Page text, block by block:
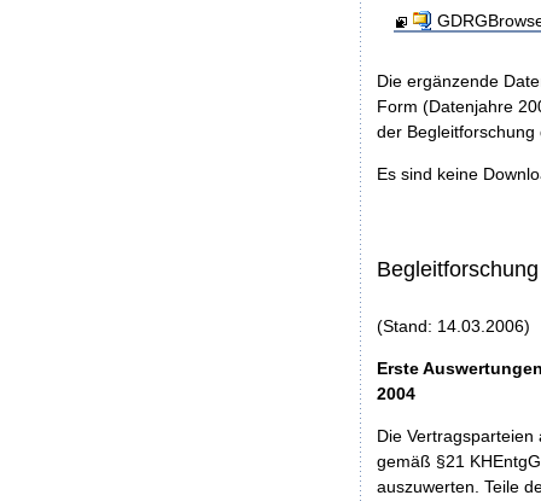
Die ergänzende
Form (Datenjahre
der
Es sind keine
Begleitforschung
(Stand: 14.03.2006)
Erste
2004
Die
gemäß §21
auszuwerten. Teile